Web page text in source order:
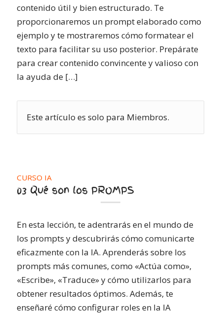
contenido útil y bien estructurado. Te
proporcionaremos un prompt elaborado como
ejemplo y te mostraremos cómo formatear el
texto para facilitar su uso posterior. Prepárate
para crear contenido convincente y valioso con
la ayuda de […]
Este artículo es solo para Miembros.
CURSO IA
03 Qué son los PROMPS
En esta lección, te adentrarás en el mundo de
los prompts y descubrirás cómo comunicarte
eficazmente con la IA. Aprenderás sobre los
prompts más comunes, como «Actúa como»,
«Escribe», «Traduce» y cómo utilizarlos para
obtener resultados óptimos. Además, te
enseñaré cómo configurar roles en la IA